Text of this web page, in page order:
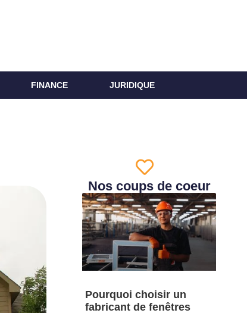
FINANCE JURIDIQUE
Nos coups de coeur
Pourquoi choisir un
fabricant de fenêtres